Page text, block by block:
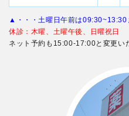
▲・・・土曜日午前は09:30~13:30
休診：木曜、土曜午後、日曜祝日
ネット予約も15:00-17:00と変更い